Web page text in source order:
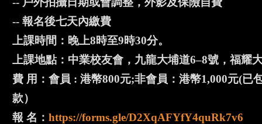
-- 報名後七天內繳費
上課時間：晚上8時至9時30分。
上課地點：中業校友會，九龍大埔道6–8號，福耀
費 用：會員 : 港幣800元;非會員：港幣1,000元(
款）
報 名： https://forms.gle/D2XqAFYfY4quRk7v6